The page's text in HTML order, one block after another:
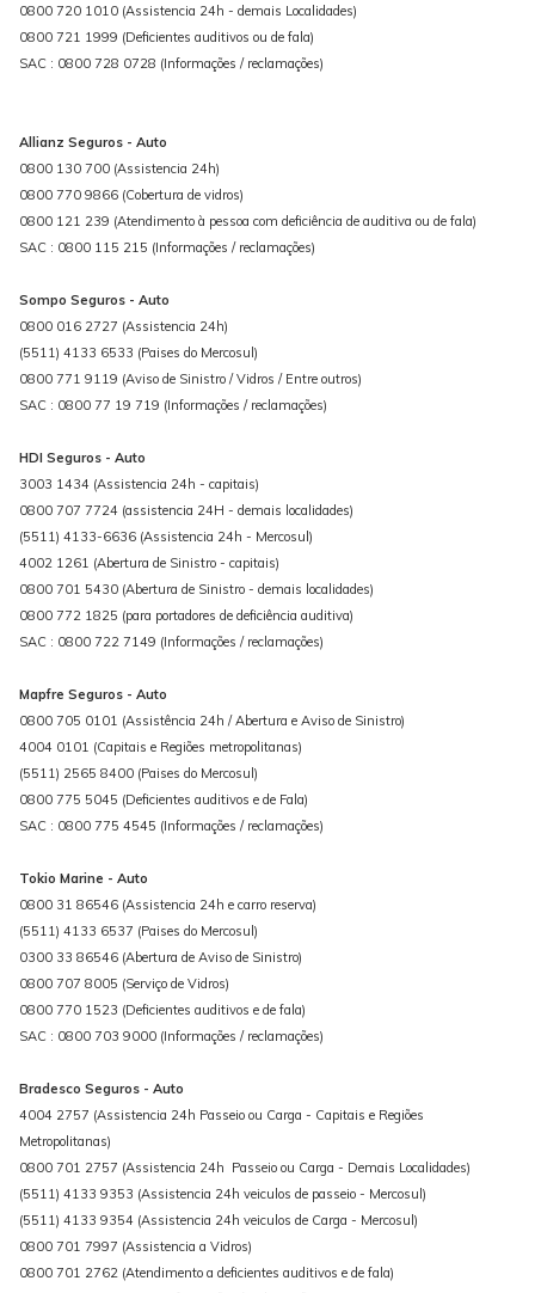
0800 720 1010 (Assistencia 24h - demais Localidades)
0800 721 1999 (Deficientes auditivos ou de fala)
SAC : 0800 728 0728 (Informações / reclamações)
Allianz Seguros - Auto
0800 130 700 (Assistencia 24h)
0800 770 9866 (Cobertura de vidros)
0800 121 239 (Atendimento à pessoa com deficiência de auditiva ou de fala)
SAC : 0800 115 215 (Informações / reclamações)
Sompo Seguros - Auto
0800 016 2727 (Assistencia 24h)
(5511) 4133 6533 (Paises do Mercosul)
0800 771 9119 (Aviso de Sinistro / Vidros / Entre outros)
SAC : 0800 77 19 719 (Informações / reclamações)
HDI Seguros - Auto
3003 1434 (Assistencia 24h - capitais)
0800 707 7724 (assistencia 24H - demais localidades)
(5511) 4133-6636 (Assistencia 24h - Mercosul)
4002 1261 (Abertura de Sinistro - capitais)
0800 701 5430 (Abertura de Sinistro - demais localidades)
0800 772 1825 (para portadores de deficiência auditiva)
SAC : 0800 722 7149 (Informações / reclamações)
Mapfre Seguros - Auto
0800 705 0101 (Assistência 24h / Abertura e Aviso de Sinistro)
4004 0101 (Capitais e Regiões metropolitanas)
(5511) 2565 8400 (Paises do Mercosul)
0800 775 5045 (Deficientes auditivos e de Fala)
SAC : 0800 775 4545 (Informações / reclamações)
Tokio Marine - Auto
0800 31 86546 (Assistencia 24h e carro reserva)
(5511) 4133 6537 (Paises do Mercosul)
0300 33 86546 (Abertura de Aviso de Sinistro)
0800 707 8005 (Serviço de Vidros)
0800 770 1523 (Deficientes auditivos e de fala)
SAC : 0800 703 9000 (Informações / reclamações)
Bradesco Seguros - Auto
4004 2757 (Assistencia 24h Passeio ou Carga - Capitais e Regiões
Metropolitanas)
0800 701 2757 (Assistencia 24h Passeio ou Carga - Demais Localidades)
(5511) 4133 9353 (Assistencia 24h veiculos de passeio - Mercosul)
(5511) 4133 9354 (Assistencia 24h veiculos de Carga - Mercosul)
0800 701 7997 (Assistencia a Vidros)
0800 701 2762 (Atendimento a deficientes auditivos e de fala)